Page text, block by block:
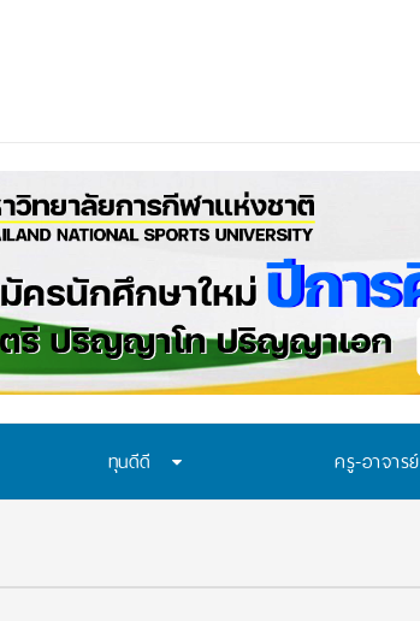
ทุนดีดี ครู-อาจารย์